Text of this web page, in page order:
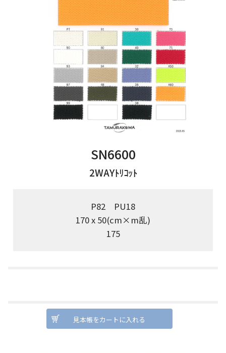
SN6600
2WAYﾄﾘｺｯﾄ
P82 PU18
170 x 50(cm×m乱)
175
見本帳をカートに入れる